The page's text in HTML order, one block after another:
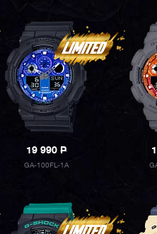
19 990P
GA-100FL-1A